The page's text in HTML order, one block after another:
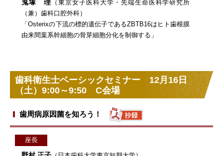
鬼塚 理 （東京女子医科大学・先端生命医科学研究所
（兼）歯科口腔外科）
「Osterixの下流の標的遺伝子であるZBTB16はヒト歯根膜
由来間葉系幹細胞の骨芽細胞分化を制御する」
歯科衛生士ベーシックセミナー 12月16日
（土）9:00～9:50 C会場
歯周病原因菌を知ろう！
座長